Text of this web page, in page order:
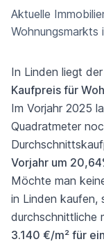
Aktuelle
Wohnungsmarkts
In Linden liegt
Kaufpreis für
Im Vorjahr 2025
Quadratmeter
Vorjahr um
Möchte man
in Linden kaufen,
durchschnittliche
3.140 €/m² für